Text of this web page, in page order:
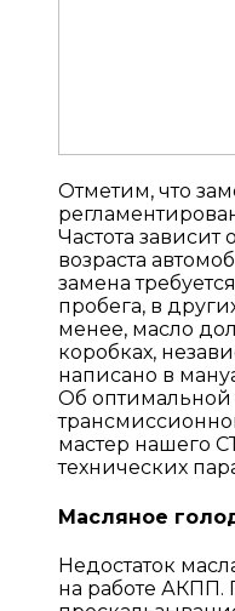
Отметим, что
Частота зависит
возраста
замена
пробега, в
менее, масло
коробках,
написано в
Об оптимальной
мастер нашего
технических
Масляное
Недостаток
на работе АКПП.